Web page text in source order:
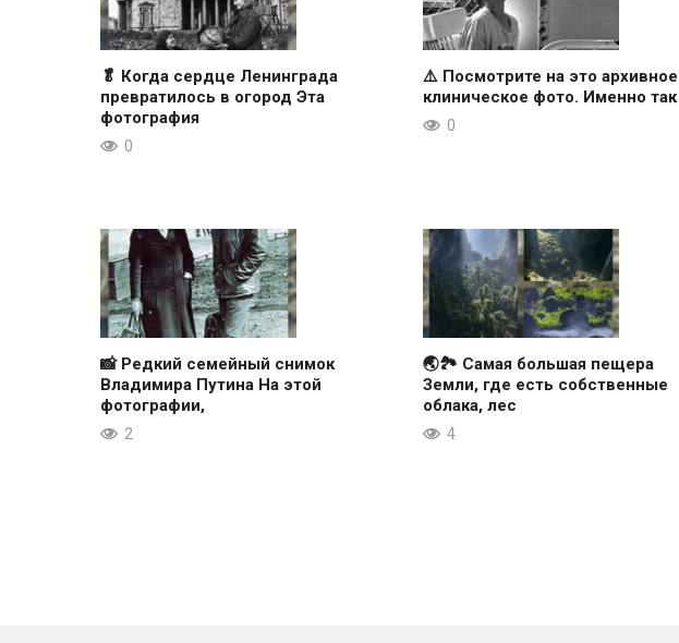
🥬 Когда сердце Ленинграда
превратилось в огород Эта
фотография
0
⚠️ Посмотрите на это архивное
клиническое фото. Именно так
0
📸 Редкий семейный снимок
Владимира Путина На этой
фотографии,
2
🌏🏞 Самая большая пещера
Земли, где есть собственные
облака, лес
4